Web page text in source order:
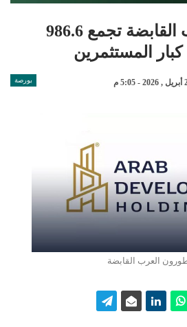
المطورون العرب القابضة تجمع 986.6
المستثمرين
بورصة م
العرب القابضة